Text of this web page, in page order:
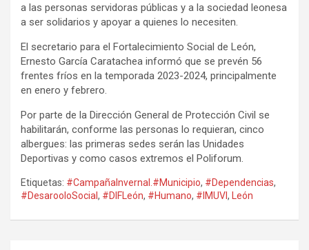
a las personas servidoras públicas y a la sociedad leonesa
a ser solidarios y apoyar a quienes lo necesiten.
El secretario para el Fortalecimiento Social de León,
Ernesto García Caratachea informó que se prevén 56
frentes fríos en la temporada 2023-2024, principalmente
en enero y febrero.
Por parte de la Dirección General de Protección Civil se
habilitarán, conforme las personas lo requieran, cinco
albergues: las primeras sedes serán las Unidades
Deportivas y como casos extremos el Poliforum.
Etiquetas: #CampañaInvernal.#Municipio, #Dependencias,
#DesarooloSocial , #DIFLeón, #Humano, #IMUVI, León